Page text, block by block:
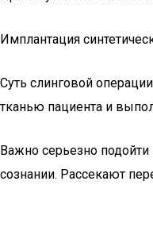
Имплантация
Суть слинговой
тканью пациента и
Важно серьезно
сознании. Рассекают